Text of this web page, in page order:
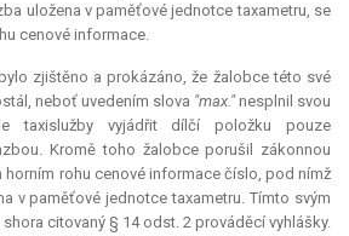
uložena v paměťové jednotce taxametru, se
cenové informace.
zjištěno a prokázáno, že žalobce této své
neboť uvedením slova "max."nesplnil svou
taxislužby vyjádřit dílčí položku pouze
Kromě toho žalobce porušil zákonnou
horním rohu cenové informace číslo, pod nímž
v paměťové jednotce taxametru. Tímto svým
citovaný § 14 odst. 2 prováděcí vyhlášky.